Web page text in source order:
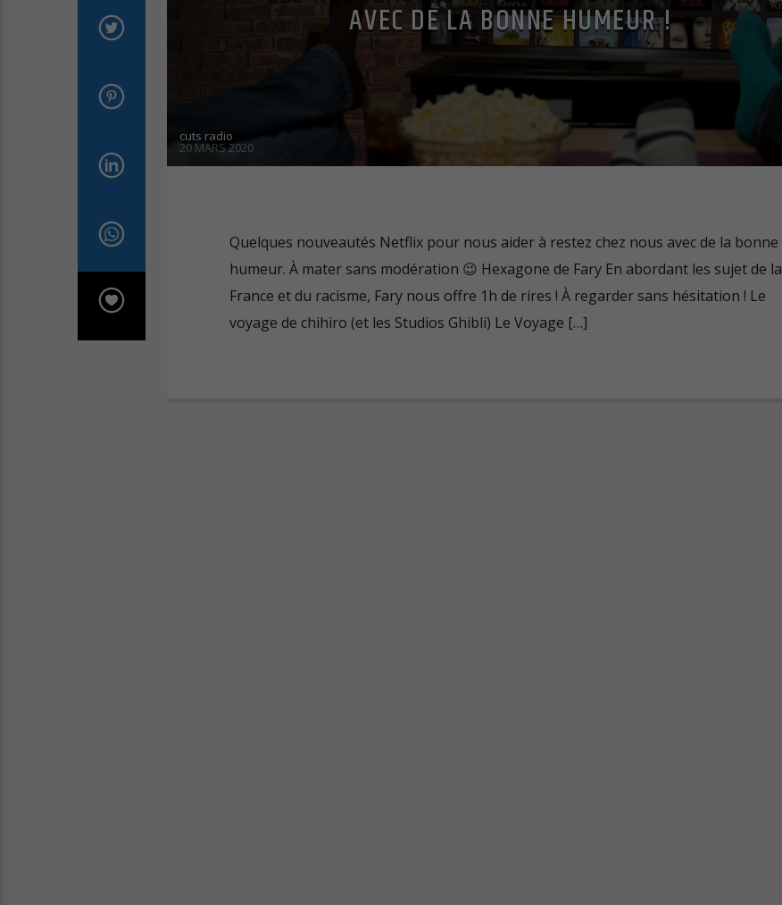
AVEC DE LA BONNE HUMEUR !
cuts radio
20 MARS 2020
Quelques nouveautés Netflix pour nous aider à restez chez nous avec de la bonne
humeur. À mater sans modération 😉 Hexagone de Fary En abordant les sujet de la
France et du racisme, Fary nous offre 1h de rires ! À regarder sans hésitation ! Le
voyage de chihiro (et les Studios Ghibli) Le Voyage […]